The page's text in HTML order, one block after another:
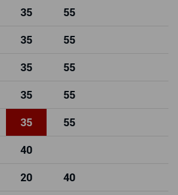
35 55
35 55
35 55
35 55
35 55
40
20 40